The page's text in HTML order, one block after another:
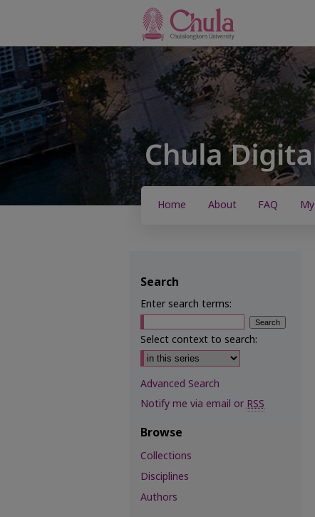
Home About FAQ
Search
Enter search terms:
Select context to search:
Advanced Search
Notify me via email orRSS
Browse
Collections
Disciplines
Authors